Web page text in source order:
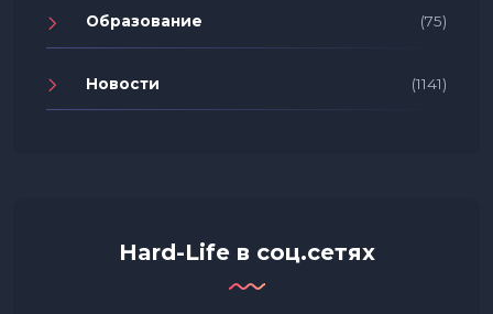
Образование (75)
Новости (1141)
Hard-Life в соц.сетях